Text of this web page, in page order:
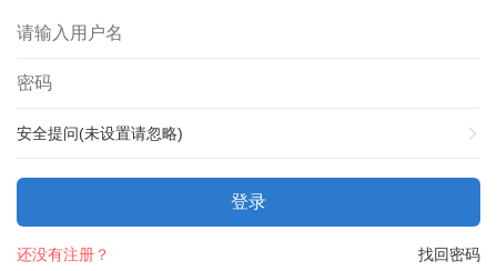
安全提问(未设置请忽略)
登录
找回密码
还没有注册？